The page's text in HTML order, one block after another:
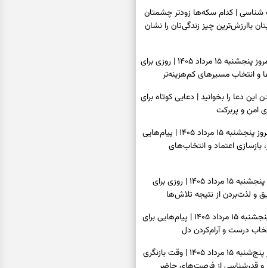
| کدام سکه‌ها زودتر چشمتان
باارزش‌ترین چیز زندگی‌تان را نشان
فال سرنوشت امروز پنجشنبه ۱۵ مرداد ۱۴۰۵ | روزی برای
و انتخاب مسیرهای کم‌هزینه‌تر
این دعا را بخوانید | دعایی کوتاه برای
امن و پربرکت
فال فرشتگان امروز پنجشنبه ۱۵ مرداد ۱۴۰۵ | پیام‌هایی
بازسازی اعتماد و انتخاب‌های
فال روزانه امروز پنجشنبه ۱۵ مرداد ۱۴۰۵ | روزی برای
و لذت‌بردن از نتیجه تلاش‌ها
فال انبیا امروز پنجشنبه ۱۵ مرداد ۱۴۰۵ | پیام‌هایی برای
درست و آرام‌کردن دل
فال حافظ امروز پنج‌شنبه ۱۵ مرداد ۱۴۰۵ | وقت بازنگری